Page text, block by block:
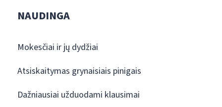
NAUDINGA
Mokesčiai ir jų dydžiai
Atsiskaitymas grynaisiais pinigais
Dažniausiai užduodami klausimai